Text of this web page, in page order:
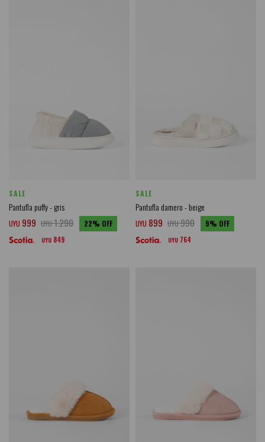
SALE
Pantufla puffy - gris
UYU 999 UYU1.290 22
UYU 849
SALE
Pantufla damero - beige
UYU 899 UYU990 9
UYU 764